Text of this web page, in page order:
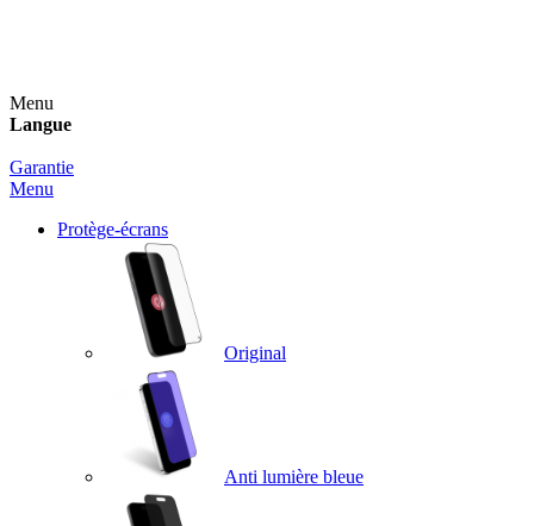
Menu
Langue
Garantie
Menu
Protège-écrans
Original
Anti lumière bleue